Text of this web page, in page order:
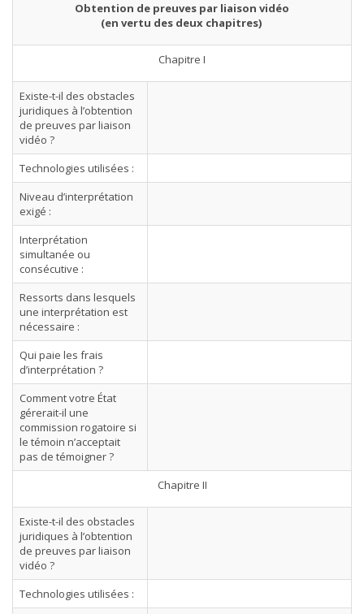
Obtention de preuves par liaison vidéo
(en vertu des deux chapitres)
Chapitre I
Existe-t-il des obstacles
juridiques à l’obtention
de preuves par liaison
vidéo ?
Technologies utilisées :
Niveau d’interprétation
exigé :
Interprétation
simultanée ou
consécutive :
Ressorts dans lesquels
une interprétation est
nécessaire :
Qui paie les frais
d’interprétation ?
Comment votre État
gérerait-il une
commission rogatoire si
le témoin n’acceptait
pas de témoigner ?
Chapitre II
Existe-t-il des obstacles
juridiques à l’obtention
de preuves par liaison
vidéo ?
Technologies utilisées :